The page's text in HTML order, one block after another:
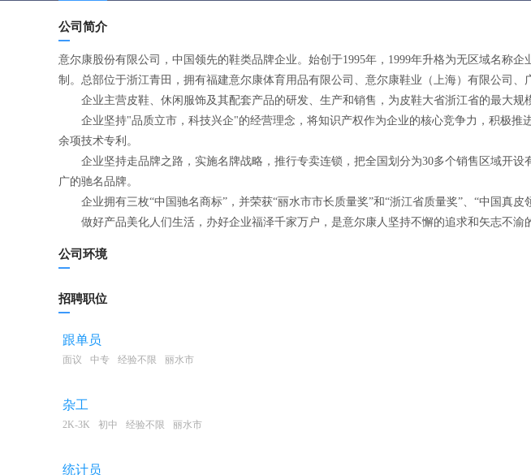
公司简介
意尔康股份有限公司，中国领先的鞋类品牌企业。始创于1995年，1999年升格为无区域名称企
制。总部位于浙江青田，拥有福建意尔康体育用品有限公司、意尔康鞋业（上海）有限公司、
企业主营皮鞋、休闲服饰及其配套产品的研发、生产和销售，为皮鞋大省浙江省的最大规
企业坚持"品质立市，科技兴企"的经营理念，将知识产权作为企业的核心竞争力，积极推
余项技术专利。
企业坚持走品牌之路，实施名牌战略，推行专卖连锁，把全国划分为30多个销售区域开设
广的驰名品牌。
企业拥有三枚“中国驰名商标”，并荣获“丽水市市长质量奖”和“浙江省质量奖”、“中国真皮
做好产品美化人们生活，办好企业福泽千家万户，是意尔康人坚持不懈的追求和矢志不渝
公司环境
招聘职位
跟单员
面议 中专 经验不限 丽水市
杂工
2K-3K 初中 经验不限 丽水市
统计员